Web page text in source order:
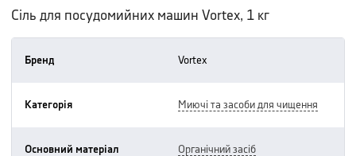
Сіль для посудомийних машин Vortex, 1 кг
Бренд vortex
Категорія миючі та засоби для чищення
Основний матеріал органічний засіб